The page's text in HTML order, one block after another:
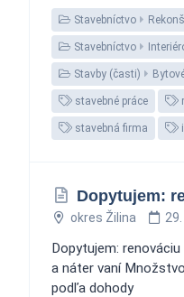
Stavebníctvo
Stavebníctvo
Stavby (časti)
stavebné práce
stavebná firma
Dopytujem:
okres Žilina
Dopytujem:
a náter vaní
podľa dohody